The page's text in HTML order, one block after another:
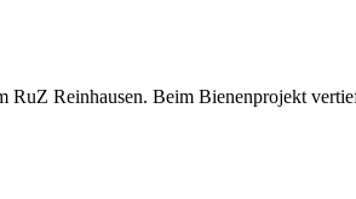
RuZ Reinhausen. Beim Bienenprojekt